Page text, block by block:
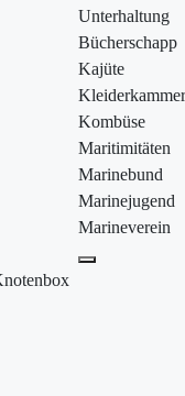
Unterhaltung
Bücherschapp
Kajüte
Kleiderkammer
Kombüse
Maritimitäten
Marinebund
Marinejugend
Marineverein